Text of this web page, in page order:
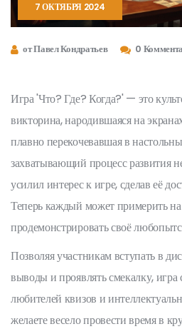
7 ОКТЯБРЯ 2024
от Павел Кондратьев 0
Игра 'Что? Где? Когда?' — это
викторина, народившаяся на
плавно перекочевавшая в
захватывающий процесс развития
усилил интерес к игре, сделав её
Теперь каждый может примерить на
продемонстрировать своё
Позволяя участникам вступать в
выводы и проявлять смекалку, игра
любителей квизов и
желаете весело провести время в